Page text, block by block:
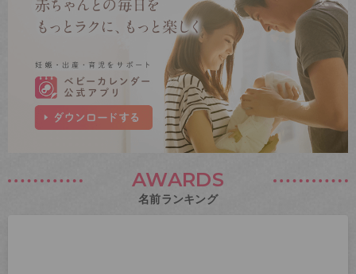
AWARDS
名前ランキング